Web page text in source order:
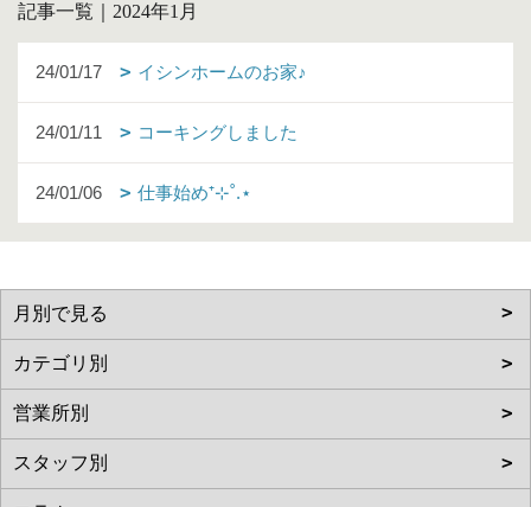
記事一覧｜2024年1月
24/01/17 イシンホームのお家♪
24/01/11 コーキングしました
24/01/06 仕事始め⁺⊹˚.⋆